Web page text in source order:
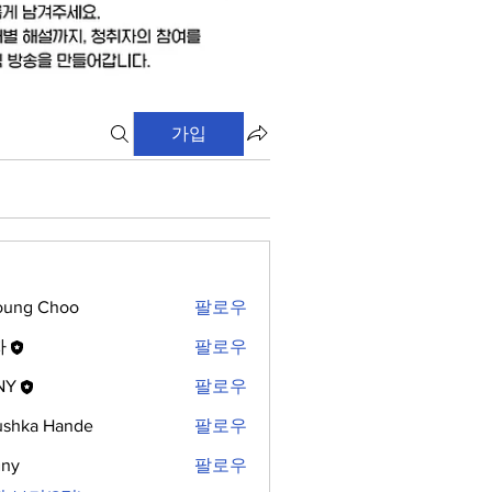
가입
Choo
팔로우
팔로우
팔로우
Hande 팔로우
팔로우